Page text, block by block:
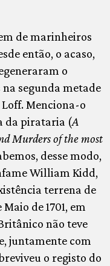
de marinheiros
então, o acaso,
o
segunda metade
Menciona-o
da pirataria (A
Murders of the most
desse modo,
William Kidd,
terrena de
de 1701, em
não teve
juntamente com
o registo do